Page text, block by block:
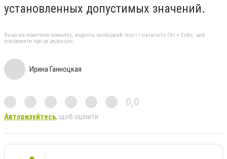
установленных допустимых значений.
Якщо ви помітили помилку, виділіть необхідний текст і натисніть Ctrl + Enter, щоб
повідомити про це редакцію
Ирина Ганноцкая
0,0
Авторизуйтесь, щоб оцінити